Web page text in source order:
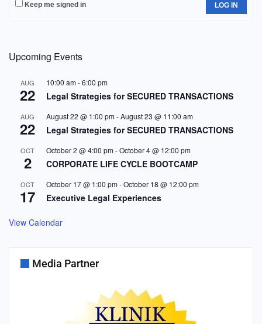
Keep me signed in LOG IN
Upcoming Events
AUG
22
10:00 am-6:00 pm
Legal Strategies for SECURED TRANSACTIONS
AUG
22
August 22 @ 1:00 pm-August 23 @ 11:00 am
Legal Strategies for SECURED TRANSACTIONS
OCT
2
October 2 @ 4:00 pm-October 4 @ 12:00 pm
CORPORATE LIFE CYCLE BOOTCAMP
OCT
17
October 17 @ 1:00 pm-October 18 @ 12:00 pm
Executive Legal Experiences
View Calendar
Media Partner